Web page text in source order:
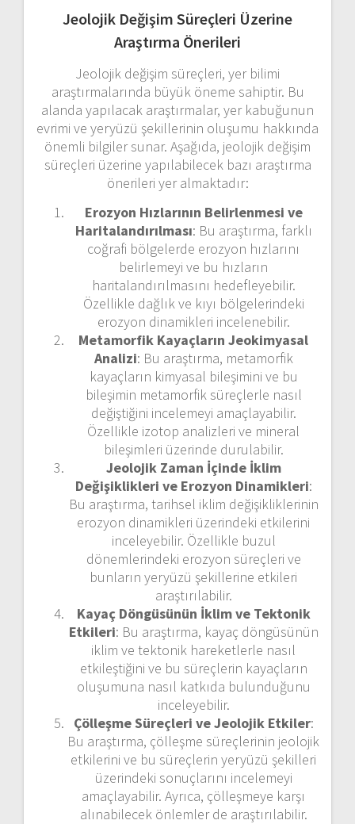
Jeolojik Değişim Süreçleri Üzerine
Araştırma Önerileri
Jeolojik değişim süreçleri, yer bilimi
araştırmalarında büyük öneme sahiptir. Bu
alanda yapılacak araştırmalar, yer kabuğunun
evrimi ve yeryüzü şekillerinin oluşumu hakkında
önemli bilgiler sunar. Aşağıda, jeolojik değişim
süreçleri üzerine yapılabilecek bazı araştırma
önerileri yer almaktadır:
Erozyon Hızlarının Belirlenmesi ve
Haritalandırılması: Bu araştırma, farklı
coğrafi bölgelerde erozyon hızlarını
belirlemeyi ve bu hızların
haritalandırılmasını hedefleyebilir.
Özellikle dağlık ve kıyı bölgelerindeki
erozyon dinamikleri incelenebilir.
Metamorfik Kayaçların Jeokimyasal
Analizi: Bu araştırma, metamorfik
kayaçların kimyasal bileşimini ve bu
bileşimin metamorfik süreçlerle nasıl
değiştiğini incelemeyi amaçlayabilir.
Özellikle izotop analizleri ve mineral
bileşimleri üzerinde durulabilir.
Jeolojik Zaman İçinde İklim
Değişiklikleri ve Erozyon Dinamikleri:
Bu araştırma, tarihsel iklim değişikliklerinin
erozyon dinamikleri üzerindeki etkilerini
inceleyebilir. Özellikle buzul
dönemlerindeki erozyon süreçleri ve
bunların yeryüzü şekillerine etkileri
araştırılabilir.
Kayaç Döngüsünün İklim ve Tektonik
Etkileri: Bu araştırma, kayaç döngüsünün
iklim ve tektonik hareketlerle nasıl
etkileştiğini ve bu süreçlerin kayaçların
oluşumuna nasıl katkıda bulunduğunu
inceleyebilir.
Çölleşme Süreçleri ve Jeolojik Etkiler:
Bu araştırma, çölleşme süreçlerinin jeolojik
etkilerini ve bu süreçlerin yeryüzü şekilleri
üzerindeki sonuçlarını incelemeyi
amaçlayabilir. Ayrıca, çölleşmeye karşı
alınabilecek önlemler de araştırılabilir.